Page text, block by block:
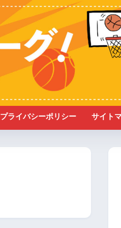
プライバシーポリシー サイト